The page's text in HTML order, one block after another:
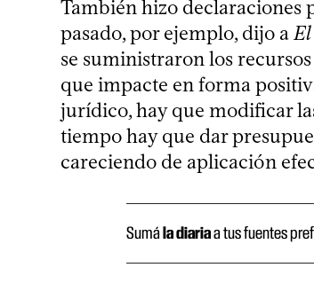
También hizo declaraciones
pasado, por ejemplo, dijo a
se suministraron los
que impacte en forma
jurídico, hay que modificar
tiempo hay que dar
careciendo de aplicación
Sumála diariaa tus fuentes